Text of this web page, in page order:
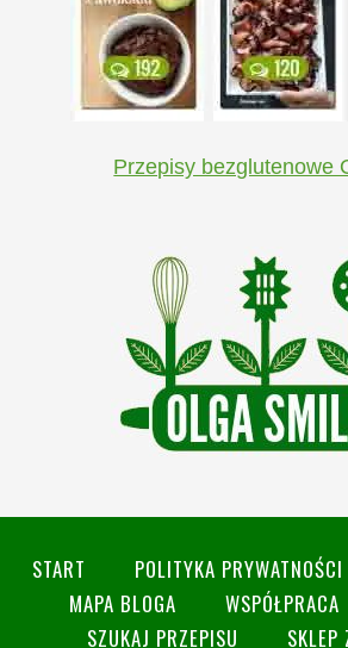
Przepisy bezglutenowe
START POLITYKA PRYWATNOŚCI
MAPA BLOGA
WSPÓŁPRACA
SZUKAJ PRZEPISU
SKLEP